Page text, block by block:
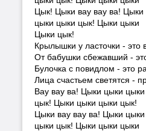
Цык! Цыки вау вау ва!
цыки цыки цык! Цыки цыки
Цыки цык!
Крылышки у ласточки - это
От бабушки сбежавший -
Булочка с повидлом - это
Лица счастьем светятся -
Вау вау ва! Цыки цыки
цык! Цыки цыки цыки цык!
Цыки вау вау ва! Цыки
цыки цык! Цыки цыки цыки